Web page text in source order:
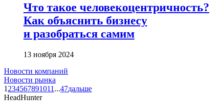
Что такое человеко­центричность?
Как объяснить бизнесу
и разобраться самим
13 ноября 2024
Новости компаний
Новости рынка
1 234567891011 ...47дальше
HeadHunter